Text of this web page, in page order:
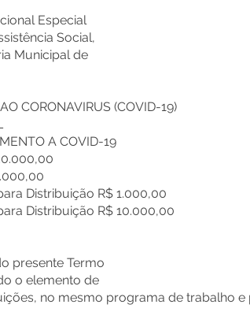
Especial
Social,
Municipal de
CORONAVIRUS (COVID-19)
A COVID-19
Distribuição R$ 1.000,00
Distribuição R$ 10.000,00
presente Termo
o elemento de
no mesmo programa de trabalho